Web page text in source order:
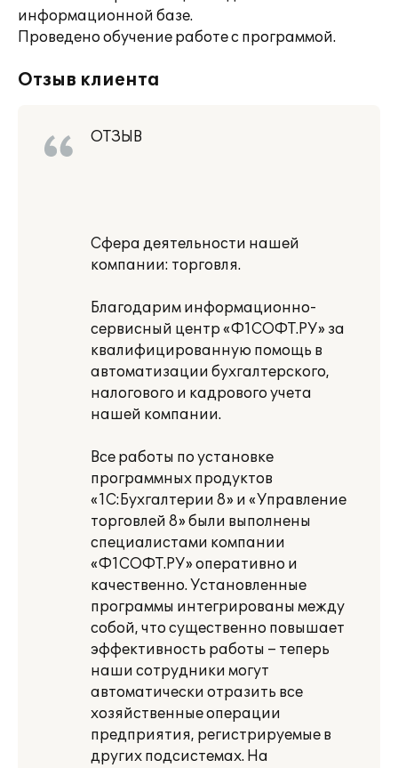
информационной базе.
Проведено обучение работе с программой.
Отзыв клиента
ОТЗЫВ
Сфера деятельности нашей
компании: торговля.
Благодарим информационно-
сервисный центр «Ф1СОФТ.РУ» за
квалифицированную помощь в
автоматизации бухгалтерского,
налогового и кадрового учета
нашей компании.
Все работы по установке
программных продуктов
«1С:Бухгалтерии 8» и «Управление
торговлей 8» были выполнены
специалистами компании
«Ф1СОФТ.РУ» оперативно и
качественно. Установленные
программы интегрированы между
собой, что существенно повышает
эффективность работы – теперь
наши сотрудники могут
автоматически отразить все
хозяйственные операции
предприятия, регистрируемые в
других подсистемах. На